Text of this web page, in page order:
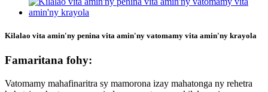
Kilalao vita amin'ny penina vita amin'ny vatomamy vita amin'ny krayola
Famaritana fohy:
Vatomamy mahafinaritra sy mamorona izay mahatonga ny rehetra